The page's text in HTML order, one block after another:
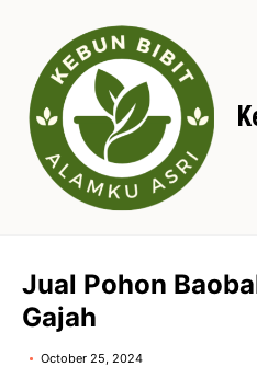
content
Jual Pohon
Gajah
October 25, 2024